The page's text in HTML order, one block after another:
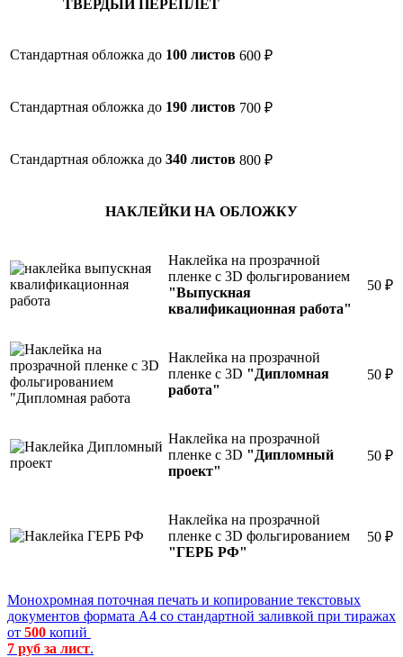
ТВЕРДЫЙ ПЕРЕПЛЕТ
Стандартная обложка до 100 листов 600 ₽
Стандартная обложка до 190 листов 700 ₽
Стандартная обложка до 340 листов 800 ₽
НАКЛЕЙКИ НА ОБЛОЖКУ
Наклейка на прозрачной
пленке с 3D фольгированием
"Выпускная
квалификационная работа"
50 ₽
Наклейка на прозрачной
пленке с 3D "Дипломная
работа"
50 ₽
Наклейка на прозрачной
пленке с 3D "Дипломный
проект"
50 ₽
Наклейка на прозрачной
пленке с 3D фольгированием
"ГЕРБ РФ"
50 ₽
Монохромная поточная печать и копирование текстовых
документов формата А4 со стандартной заливкой при тиражах
от 500 копий
7 руб за лист.